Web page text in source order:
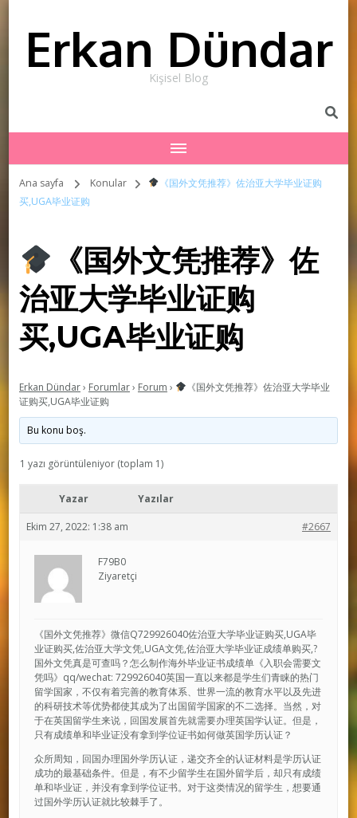
Erkan Dündar
Kişisel Blog
Ana sayfa Konular
《国外文凭推荐》佐治亚大学毕业证购
买,UGA毕业证购
《国外文凭推荐》佐
治亚大学毕业证购
买,UGA毕业证购
Erkan Dündar› Forumlar› Forum ›
《国外文凭推荐》佐治亚大学毕业
证购买,UGA毕业证购
Bu konu boş.
1 yazı görüntüleniyor (toplam 1)
Yazar Yazılar
Ekim 27, 2022: 1:38 am #2667
F79B0
Ziyaretçi
《国外文凭推荐》微信Q729926040佐治亚大学毕业证购买,UGA毕
业证购买,佐治亚大学文凭,UGA文凭,佐治亚大学毕业证成绩单购买,?
国外文凭真是可查吗？怎么制作海外毕业证书成绩单《入职会需要文
凭吗》qq/wechat: 729926040英国一直以来都是学生们青睐的热门
留学国家，不仅有着完善的教育体系、世界一流的教育水平以及先进
的科研技术等优势都使其成为了出国留学国家的不二选择。当然，对
于在英国留学生来说，回国发展首先就需要办理英国学认证。但是，
只有成绩单和毕业证没有拿到学位证书如何做英国学历认证？
众所周知，回国办理国外学历认证，递交齐全的认证材料是学历认证
成功的最基础条件。但是，有不少留学生在国外留学后，却只有成绩
单和毕业证，并没有拿到学位证书。对于这类情况的留学生，想要通
过国外学历认证就比较棘手了。